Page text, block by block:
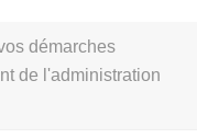
démarches
de l'administration